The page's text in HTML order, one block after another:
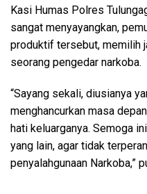
Kasi Humas Polres
sangat menyayangkan,
produktif tersebut, memilih
seorang pengedar narkoba.
“Sayang sekali, diusianya
menghancurkan masa
hati keluarganya. Semoga
yang lain, agar tidak
penyalahgunaan Narkoba,”